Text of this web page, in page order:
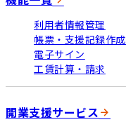
利用者情報管理
帳票・支援記録作成
電子サイン
工賃計算・請求
開業支援サービス